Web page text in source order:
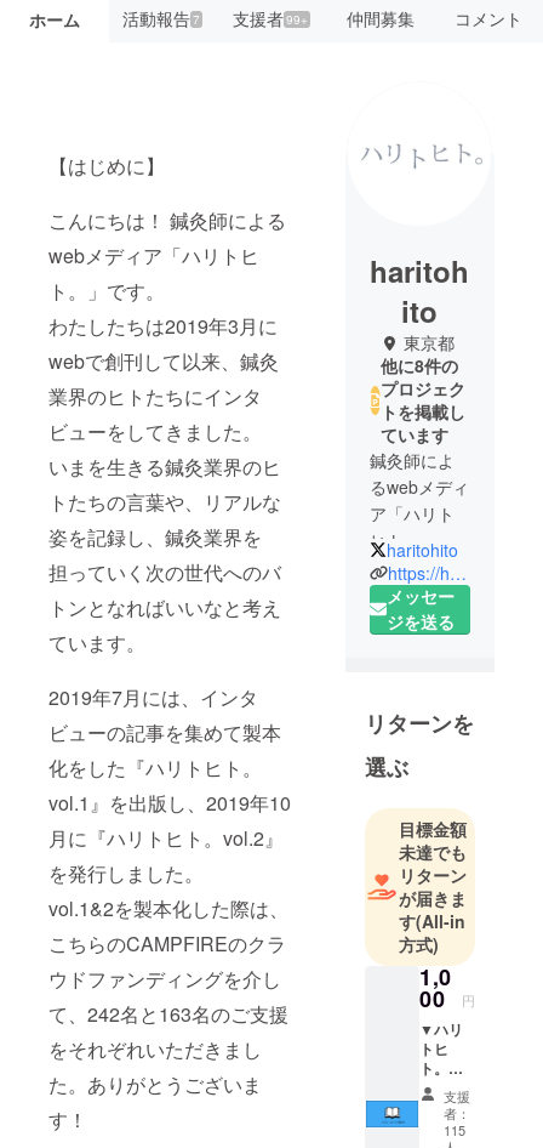
ホーム 活動報告7 支援者99+ 仲間募集 コメント
【はじめに】
こんにちは！ 鍼灸師による
webメディア「ハリトヒ
ト。」です。
わたしたちは2019年3月に
webで創刊して以来、鍼灸
業界のヒトたちにインタ
ビューをしてきました。
いまを生きる鍼灸業界のヒ
トたちの言葉や、リアルな
姿を記録し、鍼灸業界を
担っていく次の世代へのバ
トンとなればいいなと考え
ています。
2019年7月には、インタ
ビューの記事を集めて製本
化をした『ハリトヒト。
vol.1』を出版し、2019年10
月に『ハリトヒト。vol.2』
を発行しました。
vol.1&2を製本化した際は、
こちらのCAMPFIREのクラ
ウドファンディングを介し
て、242名と163名のご支援
をそれぞれいただきまし
た。ありがとうございま
す！
haritoh
ito
東京都
他に8件の
プロジェク
トを掲載し
ています
鍼灸師によ
るwebメディ
ア「ハリト
ヒト。」は
2019年3月に
創刊しまし
た。
たちへの取
材をおこ
なっていま
す。
haritohito
https://haritohito.jp/
メッセー
ジを送る
リターンを
選ぶ
目標金額
未達でも
リターン
が届きま
す(All-in
方式)
1,0
00 円
▼ハリ
トヒ
ト。
vol.3が
ほしい
コー
支援
者：
115